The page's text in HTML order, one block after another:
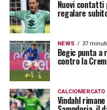
Nuovi contatti
regalare
NEWS 37
Begic punta a
contro la
CALCIOMERCATO
Vindahl